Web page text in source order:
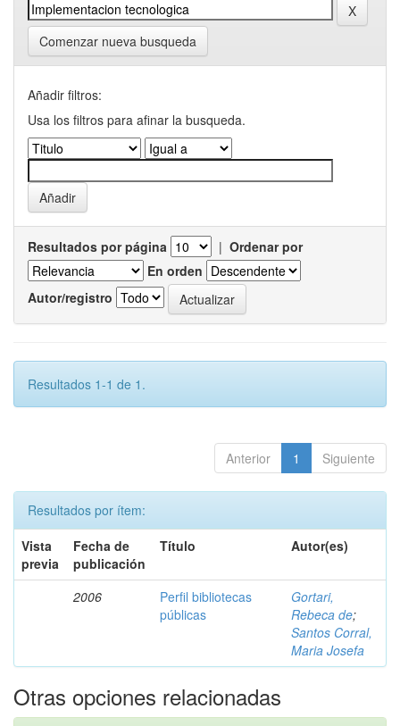
Comenzar nueva busqueda
Añadir filtros:
Usa los filtros para afinar la busqueda.
Resultados por página | Ordenar por
En orden
Autor/registro
Resultados 1-1 de 1.
Anterior 1 Siguiente
Resultados por ítem:
Vista
previa
Fecha de
publicación
Título Autor(es)
2006
Perfil bibliotecas
públicas
Gortari,
Rebeca de;
Santos Corral,
Maria Josefa
Otras opciones relacionadas